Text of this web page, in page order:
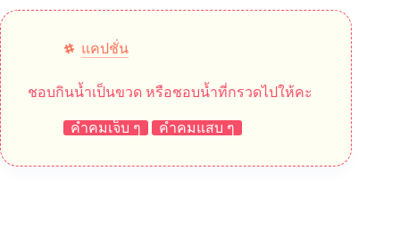
แคปชั่น
ชอบกินน้ำเป็นขวด หรือชอบน้ำที่กรวดไปให้คะ
คำคมเจ็บ ๆ คำคมแสบ ๆ